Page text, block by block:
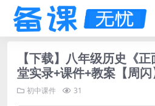
【下载】八年级历史《
堂实录+课件+教案【周闪
初中课件 31